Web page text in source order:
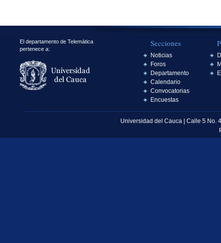
El departamento de Telemática
pertenece a:
Secciones
Noticias
Foros
Departamento
Calendario
Convocatorias
Encuestas
Universidad del Cauca | Calle 5 No.